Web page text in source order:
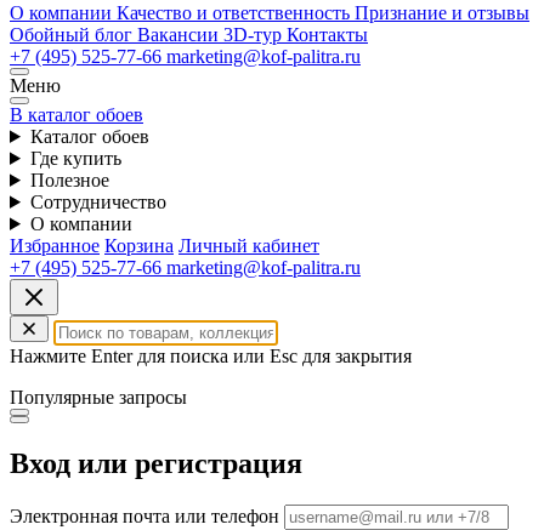
О компании Качество и ответственность Признание и отзывы
Обойный блог Вакансии 3D-тур Контакты
+7 (495) 525-77-66 marketing@kof-palitra.ru
Меню
В каталог обоев
Каталог обоев
Где купить
Полезное
Сотрудничество
О компании
Избранное Корзина Личный кабинет
+7 (495) 525-77-66 marketing@kof-palitra.ru
Нажмите Enter для поиска или Esc для закрытия
Популярные запросы
Вход или регистрация
Электронная почта или телефон